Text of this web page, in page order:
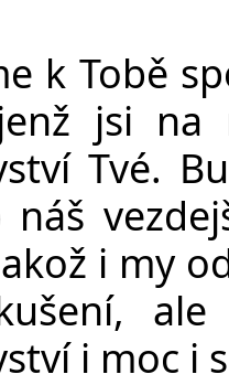
k Tobě
ž jsi na
Tvé. Bu
náš vezdej
ž i my
šení, ale
i moc i